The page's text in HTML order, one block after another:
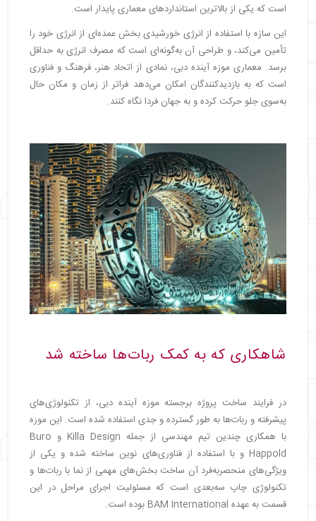
است که یکی از بالاترین استانداردهای معماری پایدار است.
این سازه با استفاده از انرژی خورشیدی بخش عمده‌ای از انرژی خود را
تأمین می‌کند، و طراحی آن به‌گونه‌ای است که مصرف انرژی به حداقل
برسد. معماری موزه آینده دبی، نمادی از اتحاد هنر، فرهنگ و فناوری
است که به بازدیدکنندگان امکان می‌دهد فراتر از زمان و مکان حال
به‌سوی جلو حرکت کرده و به جهان فردا نگاه کنند.
شاهکاری که به کمک ربات‌ها ساخته شد
در فرایند ساخت پروژه برجسته موزه آینده دبی، از تکنولوژی‌های
پیشرفته و ربات‌ها به طور گسترده و جدی استفاده شده است. این موزه
با همکاری چندین تیم مهندسی از جمله Killa Design و Buro
Happold و با استفاده از فناوری‌های نوین ساخته شده و یکی از
ویژگی‌های منحصربه‌فرد آن ساخت بخش‌های مهمی از نما با ربات‌ها و
تکنولوژی چاپ سه‌بعدی است که مسئولیت اجرای مراحل در این
قسمت به عهده BAM International بوده است.